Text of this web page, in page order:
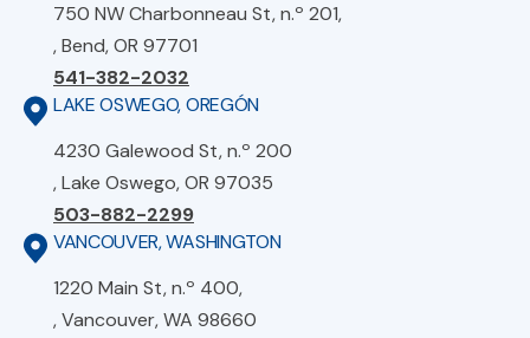
750 NW Charbonneau St, n.º 201,
, Bend, OR 97701
541-382-2032
LAKE OSWEGO, OREGÓN
4230 Galewood St, n.º 200
, Lake Oswego, OR 97035
503-882-2299
VANCOUVER, WASHINGTON
1220 Main St, n.º 400,
, Vancouver, WA 98660